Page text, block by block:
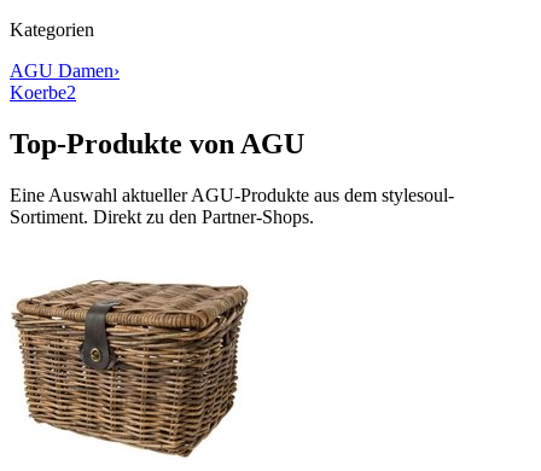
Kategorien
AGU Damen›
Koerbe2
Top-Produkte von AGU
Eine Auswahl aktuellerAGU-Produkte aus dem stylesoul-
Sortiment. Direkt zu den Partner-Shops.